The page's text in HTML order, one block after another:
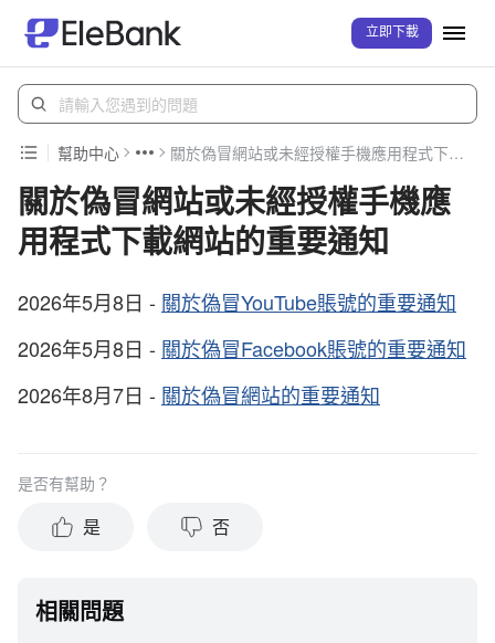
立即下載
幫助中心 關於偽冒網站或未經授權手機應用程式下載網站的重要通知
關於偽冒網站或未經授權手機應
用程式下載網站的重要通知
2026年5月8日 - 關於偽冒YouTube賬號的重要通知
2026年5月8日 - 關於偽冒Facebook賬號的重要通知
2026年8月7日 - 關於偽冒網站的重要通知
是否有幫助？
是 否
相關問題